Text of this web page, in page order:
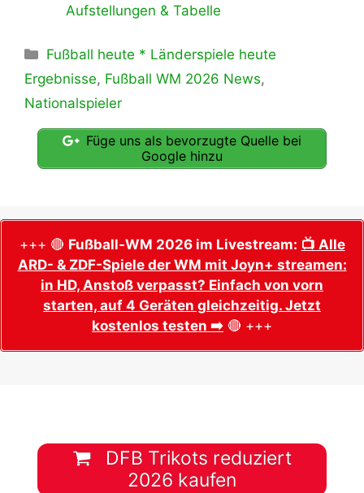
Aufstellungen & Tabelle
Kategorien
Fußball heute * Länderspiele heute
Ergebnisse, Fußball WM 2026 News,
Nationalspieler
Füge uns als bevorzugte Quelle bei
Google hinzu
+++ 🔴 Fußball-WM 2026 im Livestream: 📺 Alle
ARD- & ZDF-Spiele der WM mit Joyn+ streamen:
in HD, Anstoß verpasst? Einfach von vorn
starten, auf 4 Geräten gleichzeitig. Jetzt
kostenlos testen ➡️ 🔴 +++
DFB Trikots reduziert
2026 kaufen